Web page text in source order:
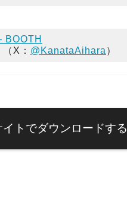
BOOTH
X： @KanataAihara ）
イトでダウンロードする